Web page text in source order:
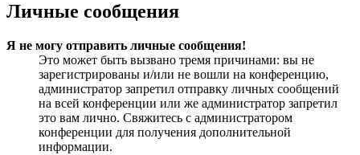
Личные сообщения
Я не могу отправить личные сообщения!
Это может быть вызвано тремя причинами: вы не
зарегистрированы и/или не вошли на конференцию,
администратор запретил отправку личных сообщений
на всей конференции или же администратор запретил
это вам лично. Свяжитесь с администратором
конференции для получения дополнительной
информации.